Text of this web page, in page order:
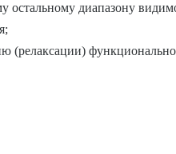
остальному диапазону
(релаксации)